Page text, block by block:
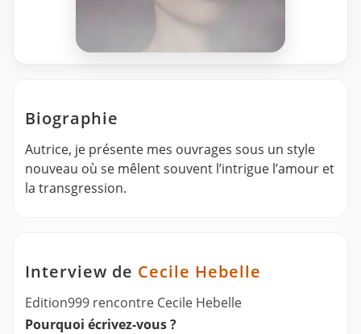
Biographie
Autrice, je présente mes ouvrages sous un style
nouveau où se mêlent souvent l’intrigue l’amour et
la transgression.
Interview de Cecile Hebelle
Edition999 rencontre Cecile Hebelle
Pourquoi écrivez-vous ?